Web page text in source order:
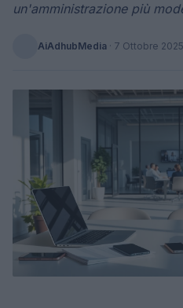
un'amministrazione più
AiAdhubMedia · 7 Ottobre 2025